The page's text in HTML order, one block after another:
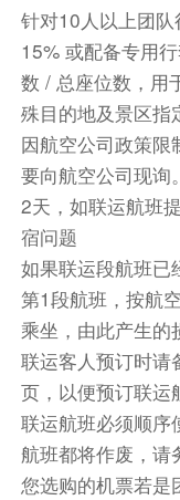
中式团餐八
片、豉汁牛
柱侯酱焖牛
果、茶）
前往【‌搭乘有
市漫步之旅
大利亚维多利
之一，拥有悠
牛排餐
餐饮
早餐：自理
住宿
洲际酒店集团
本市场街盛橡
针对10人以上团
15% 或配备专用
数 / 总座位数，用
殊目的地及景区指
因航空公司政策限
要向航空公司现询
2天，如联运航班
宿问题
如果联运段航班已
第1段航班，按航
乘坐，由此产生的
联运客人预订时请
页，以便预订联运
联运航班必须顺序
航班都将作废，请
您选购的机票若是